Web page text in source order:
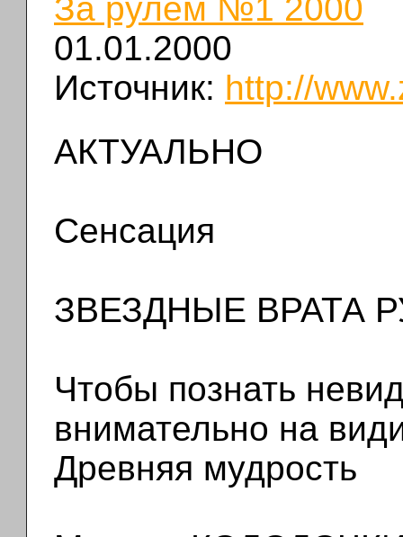
За рулем №1 2000
01.01.2000
Источник: http://
АКТУАЛЬНО
Сенсация
ЗВЕЗДНЫЕ ВРАТА
Чтобы познать
внимательно на
Древняя мудрость